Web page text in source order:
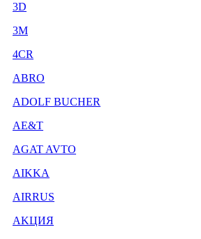
3D
3М
4CR
ABRO
ADOLF BUCHER
AE&T
AGAT AVTO
AIKKA
AIRRUS
AKЦИЯ